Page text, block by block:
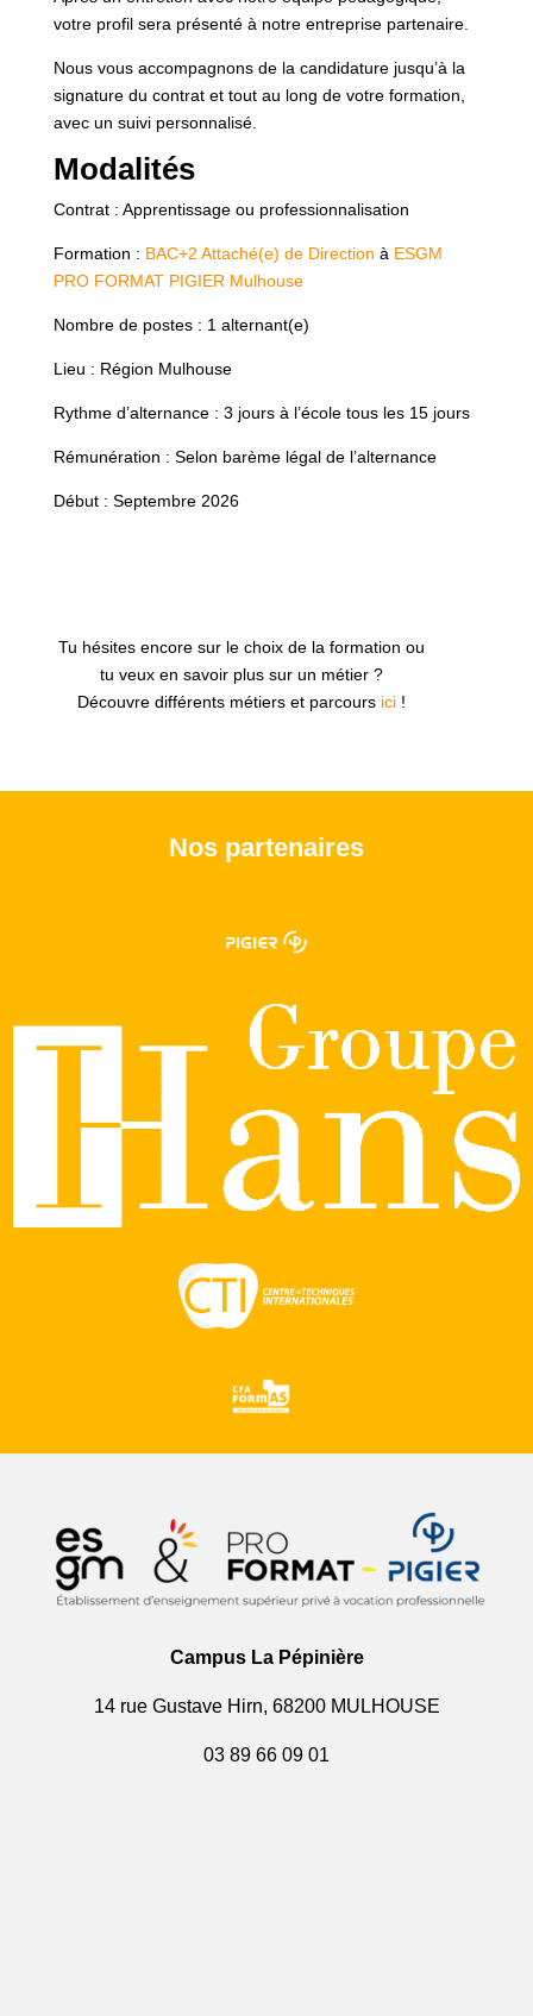
votre profil sera présenté à notre entreprise partenaire.
Nous vous accompagnons de la candidature jusqu’à la
signature du contrat et tout au long de votre formation,
avec un suivi personnalisé.
Modalités
Contrat : Apprentissage ou professionnalisation
Formation : BAC+2 Attaché(e) de Direction à ESGM
PRO FORMAT PIGIER Mulhouse
Nombre de postes : 1 alternant(e)
Lieu : Région Mulhouse
Rythme d’alternance : 3 jours à l’école tous les 15 jours
Rémunération : Selon barème légal de l’alternance
Début : Septembre 2026
Tu hésites encore sur le choix de la formation ou
tu veux en savoir plus sur un métier ?
Découvre différents métiers et parcours ici!
Nos partenaires
Campus La Pépinière
14 rue Gustave Hirn, 68200 MULHOUSE
03 89 66 09 01